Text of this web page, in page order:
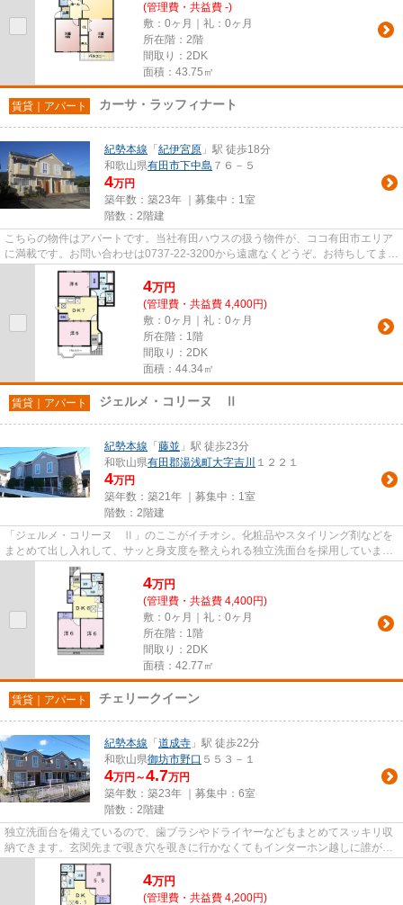
(管理費・共益費 -)
敷：0ヶ月｜礼：0ヶ月
所在階：2階
間取り：2DK
面積：43.75㎡
賃貸｜アパート カーサ・ラッフィナート
紀勢本線 「 紀伊宮原 」駅 徒歩18分
和歌山県有田市下中島 ７６－５
4万円
築年数：築23年 ｜募集中： 1室
階数：2階建
こちらの物件はアパートです。当社有田ハウスの扱う物件が、ココ有田市エリア
に満載です。お問い合わせは0737-22-3200から遠慮なくどうぞ。お待ちしてま
4万円
(管理費・共益費 4,400円)
敷：0ヶ月｜礼：0ヶ月
所在階：1階
間取り：2DK
面積：44.34㎡
賃貸｜アパート ジェルメ・コリーヌ Ⅱ
紀勢本線 「 藤並 」駅 徒歩23分
和歌山県有田郡湯浅町大字吉川 １２２１
4万円
築年数：築21年 ｜募集中： 1室
階数：2階建
「ジェルメ・コリーヌ Ⅱ」のここがイチオシ。化粧品やスタイリング剤などを
まとめて出し入れして、サッと身支度を整えられる独立洗面台を採用していま
す。来客時にはTVインターホンで...
4万円
(管理費・共益費 4,400円)
敷：0ヶ月｜礼：0ヶ月
所在階：1階
間取り：2DK
面積：42.77㎡
賃貸｜アパート チェリークイーン
紀勢本線 「 道成寺 」駅 徒歩22分
和歌山県御坊市野口 ５５３－１
4万円～4.7万円
築年数：築23年 ｜募集中： 6室
階数：2階建
独立洗面台を備えているので、歯ブラシやドライヤーなどもまとめてスッキリ収
納できます。玄関先まで覗き穴を覗きに行かなくてもインターホン越しに誰が来
たのかを確認できるので安心...
4万円
(管理費・共益費 4,200円)